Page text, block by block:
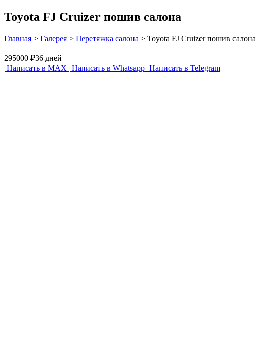
Toyota FJ Cruizer пошив салона
Главная > Галерея > Перетяжка салона > Toyota FJ Cruizer пошив салона
295000 ₽36 дней
Написать в MAX Написать в Whatsapp Написать в Telegram